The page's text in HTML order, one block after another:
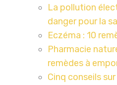
La pollution
danger pour la
Eczéma : 10
Pharmacie
remèdes à
Cinq conseils